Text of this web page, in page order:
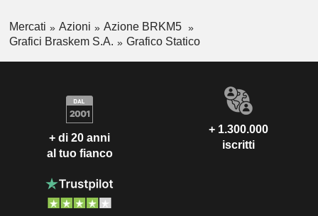
Mercati Azioni
Azione BRKM5
Grafici Braskem S.A.
Grafico Statico
+ di 20 anni
al tuo fianco
+ 1.300.000
iscritti